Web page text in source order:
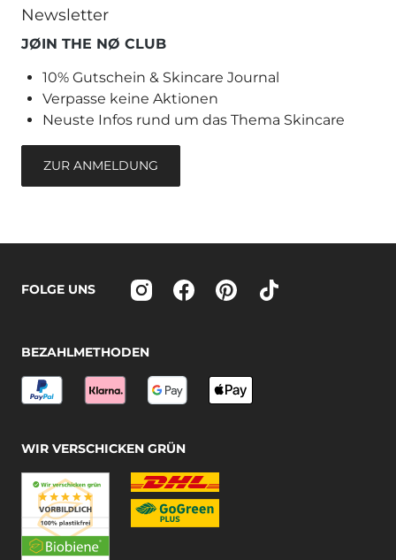
Newsletter
JØIN THE NØ CLUB
10% Gutschein & Skincare Journal
Verpasse keine Aktionen
Neuste Infos rund um das Thema Skincare
ZUR ANMELDUNG
FOLGE UNS
BEZAHLMETHODEN
WIR VERSCHICKEN GRÜN